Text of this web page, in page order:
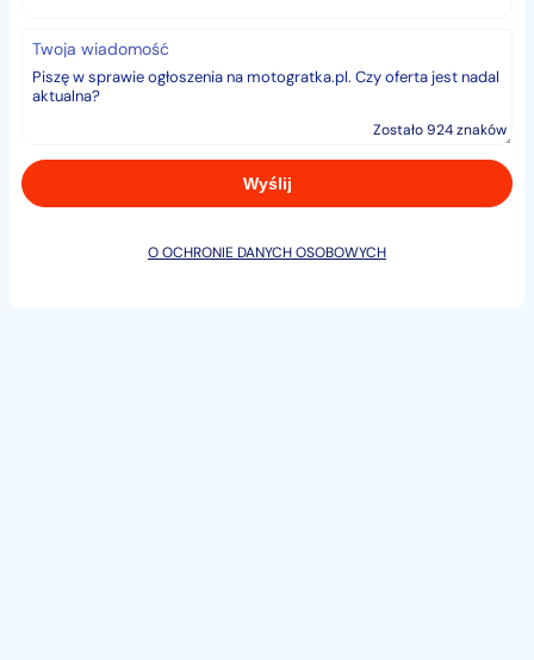
Twoja wiadomość
Zostało 924 znaków
O OCHRONIE DANYCH OSOBOWYCH